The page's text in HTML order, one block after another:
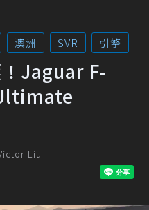
澳洲 SVR 引擎
Jaguar F-
Liu